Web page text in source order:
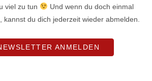
viel zu tun
Und wenn du doch einmal
kannst du dich jederzeit wieder abmelden.
ANMELDEN